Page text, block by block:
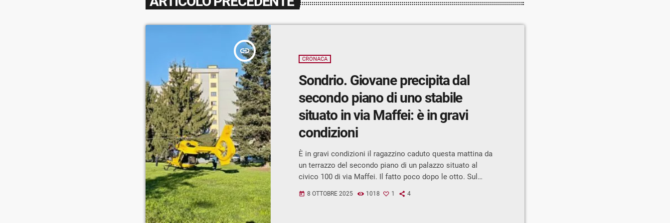
insert_link
CRONACA
Sondrio. Giovane precipita dal
secondo piano di uno stabile
situato in via Maffei: è in gravi
condizioni
È in gravi condizioni il ragazzino caduto questa mattina da
un terrazzo del secondo piano di un palazzo situato al
civico 100 di via Maffei. Il fatto poco dopo le otto. Sul
assieme ad un elicottero e alle Forze dell’Ordine. Da
today 8 OTTOBRE 2025 1018 1 4